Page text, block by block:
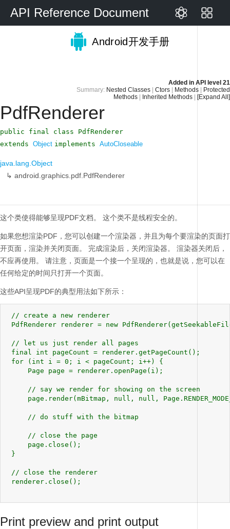
API Reference Document
Android开发手册
Added in API level 21
Summary: Nested Classes Ctors Methods
Protected
Methods
Inherited Methods [Expand All]
PdfRenderer
public final class PdfRenderer
extends Object implements AutoCloseable
java.lang.Object
↳ android.graphics.pdf.PdfRenderer
这个类使得能够呈现PDF文档。 这个类不是线程安全的。
如果您想渲染PDF，您可以创建一个渲染器，并且为每个要渲染的页面打
开页面，渲染并关闭页面。
完成渲染后，关闭渲染器。
渲染器关闭后，
不应再使用。
请注意，页面是一个接一个呈现的，也就是说，您可以在
任何给定的时间只打开一个页面。
这些API呈现PDF的典型用法如下所示：
// create a new renderer
PdfRenderer renderer = new
// let us just render all pages
final int pageCount = renderer.getPageCount();
for (int i = 0; i < pageCount; i++) {
     Page page = renderer.openPage(i);
     // say we render for showing on the screen
page.render(mBitmap, null, null,
     // do stuff with the bitmap
     // close the page
     page.close();
}
// close the renderer
renderer.close();
Print preview and print output